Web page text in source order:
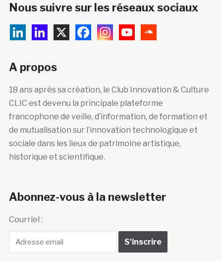
Nous suivre sur les réseaux sociaux
A propos
18 ans après sa création, le Club Innovation & Culture
CLIC est devenu la principale plateforme
francophone de veille, d’information, de formation et
de mutualisation sur l’innovation technologique et
sociale dans les lieux de patrimoine artistique,
historique et scientifique.
Abonnez-vous à la newsletter
Courriel :